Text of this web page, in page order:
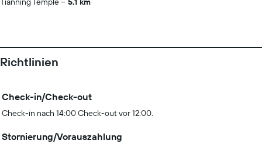
Richtlinien
Check-in/Check-out
Check-in nach 14:00 Check-out vor 12:00.
Stornierung/Vorauszahlung